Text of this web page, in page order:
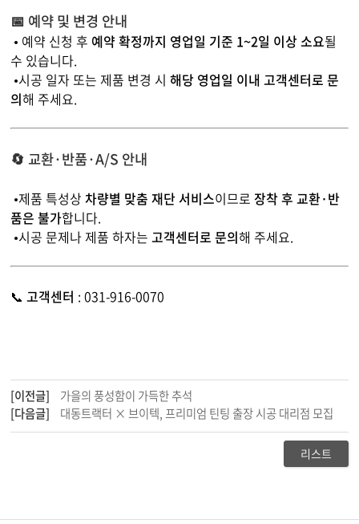
📅 예약 및 변경 안내
• 예약 신청 후 예약 확정까지 영업일 기준 1~2일 이상 소요될
수 있습니다.
•시공 일자 또는 제품 변경 시해당 영업일 이내 고객센터로 문
의해 주세요.
🔄 교환·반품·A/S 안내
•제품 특성상차량별 맞춤 재단 서비스이므로장착 후 교환·반
품은 불가합니다.
•시공 문제나 제품 하자는고객센터로 문의해 주세요.
📞고객센터 : 031-916-0070
[이전글]
가을의 풍성함이 가득한 추석
[다음글]
대동트랙터 × 브이텍, 프리미엄 틴팅 출장 시공 대리점 모집
리스트